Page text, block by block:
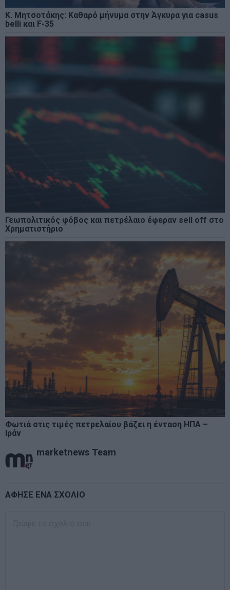
Κ. Μητσοτάκης: Καθαρό μήνυμα στην Άγκυρα για casus
belli και F-35
Γεωπολιτικός φόβος και πετρέλαιο έφεραν sell off στο
Χρηματιστήριο
Φωτιά στις τιμές πετρελαίου βάζει η ένταση ΗΠΑ –
Ιράν
marketnews Team
ΑΦΗΣΕ ΕΝΑ ΣΧΟΛΙΟ